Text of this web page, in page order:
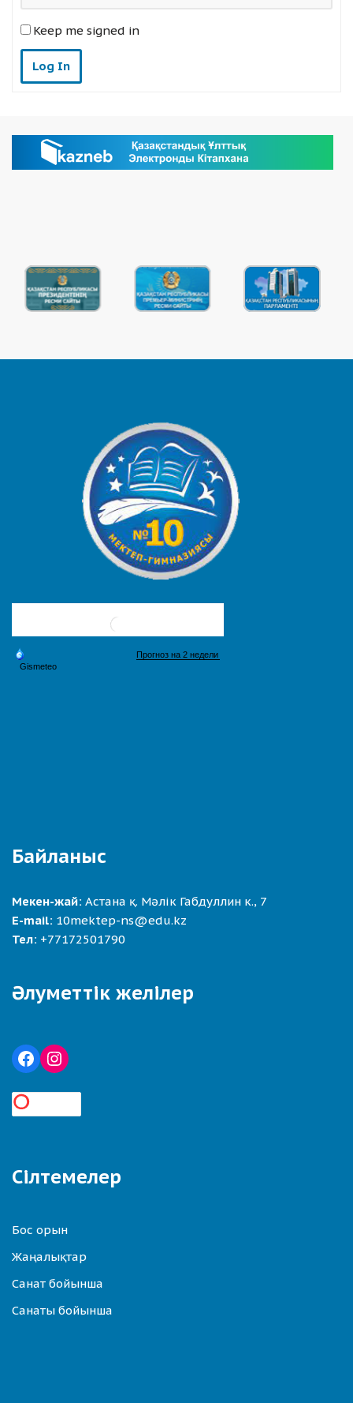
Keep me signed in
Log In
Байланыс
Мекен-жай: Астана қ. Мәлік Габдуллин к., 7
E-mail: 10mektep-ns@edu.kz
Тел: +77172501790
Әлуметтік желілер
Сілтемелер
Бос орын
Жаңалықтар
Санат бойынша
Санаты бойынша